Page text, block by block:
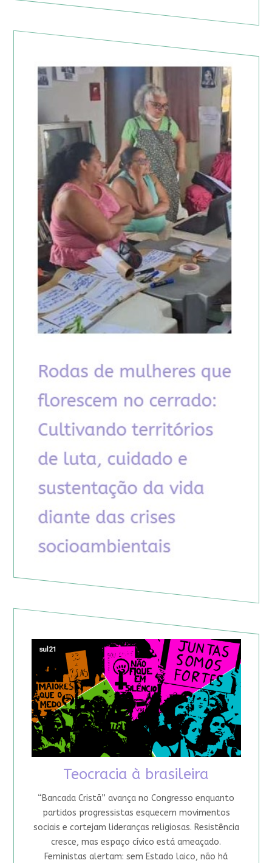
Teocracia à brasileira
“Bancada Cristã” avança no Congresso enquanto
partidos progressistas esquecem movimentos
sociais e cortejam lideranças religiosas. Resistência
cresce, mas espaço cívico está ameaçado.
Feministas alertam: sem Estado laico, não há